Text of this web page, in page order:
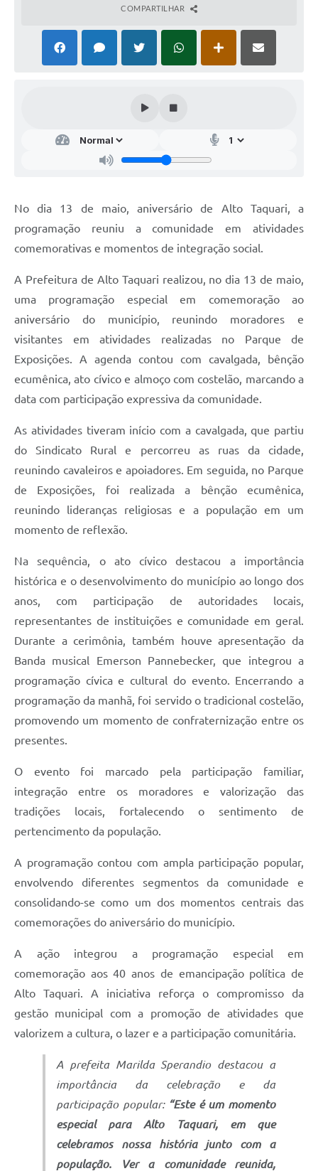
COMPARTILHAR
No dia 13 de maio, aniversário de Alto Taquari, a
programação reuniu a comunidade em atividades
comemorativas e momentos de integração social.
A Prefeitura de Alto Taquari realizou, no dia 13 de maio,
uma programação especial em comemoração ao
aniversário do município, reunindo moradores e
visitantes em atividades realizadas no Parque de
Exposições. A agenda contou com cavalgada, bênção
ecumênica, ato cívico e almoço com costelão, marcando a
data com participação expressiva da comunidade.
As atividades tiveram início com a cavalgada, que partiu
do Sindicato Rural e percorreu as ruas da cidade,
reunindo cavaleiros e apoiadores. Em seguida, no Parque
de Exposições, foi realizada a bênção ecumênica,
reunindo lideranças religiosas e a população em um
momento de reflexão.
Na sequência, o ato cívico destacou a importância
histórica e o desenvolvimento do município ao longo dos
anos, com participação de autoridades locais,
representantes de instituições e comunidade em geral.
Durante a cerimônia, também houve apresentação da
Banda musical Emerson Pannebecker, que integrou a
programação cívica e cultural do evento. Encerrando a
programação da manhã, foi servido o tradicional costelão,
promovendo um momento de confraternização entre os
presentes.
O evento foi marcado pela participação familiar,
integração entre os moradores e valorização das
tradições locais, fortalecendo o sentimento de
pertencimento da população.
A programação contou com ampla participação popular,
envolvendo diferentes segmentos da comunidade e
consolidando-se como um dos momentos centrais das
comemorações do aniversário do município.
A ação integrou a programação especial em
comemoração aos 40 anos de emancipação política de
Alto Taquari. A iniciativa reforça o compromisso da
gestão municipal com a promoção de atividades que
valorizem a cultura, o lazer e a participação comunitária.
A prefeita Marilda Sperandio destacou a
importância da celebração e da
participação popular: “Este é um momento
especial para Alto Taquari, em que
celebramos nossa história junto com a
população. Ver a comunidade reunida,